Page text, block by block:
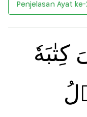
Penjelasan Ayat ke-